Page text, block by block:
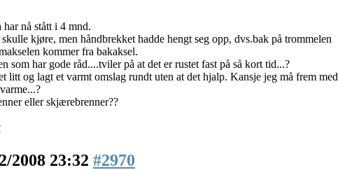
har nå stått i 4 mnd.
skulle kjøre, men håndbrekket hadde hengt seg opp, dvs.bak på trommelen
kommer fra bakaksel.
som har gode råd....tviler på at det er rustet fast på så kort tid...?
litt og lagt et varmt omslag rundt uten at det hjalp. Kansje jeg må frem med
eller skjærebrenner??
2008 23:32 #2970